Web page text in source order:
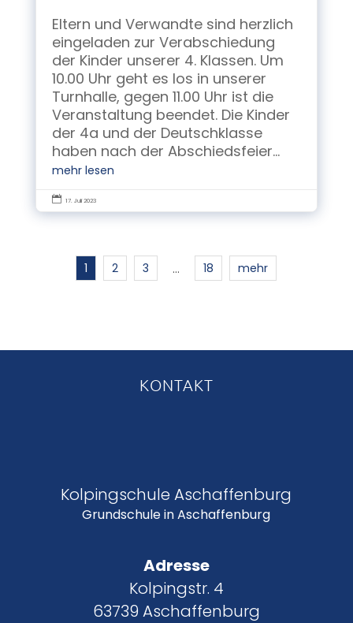
Eltern und Verwandte sind herzlich
eingeladen zur Verabschiedung
der Kinder unserer 4. Klassen. Um
10.00 Uhr geht es los in unserer
Turnhalle, gegen 11.00 Uhr ist die
Veranstaltung beendet. Die Kinder
der 4a und der Deutschklasse
haben nach der Abschiedsfeier...
mehr lesen
 17. Juli 2023
1 2 3 … 18 mehr
KONTAKT
Kolpingschule Aschaffenburg
Grundschule in Aschaffenburg
Adresse
Kolpingstr. 4
63739 Aschaffenburg